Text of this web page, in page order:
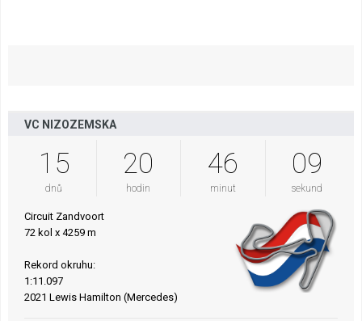
VC NIZOZEMSKA
15
dnů
20
hodin
46
minut
08
sekund
Circuit Zandvoort
72 kol x 4259 m
Rekord okruhu:
1:11.097
2021 Lewis Hamilton (Mercedes)